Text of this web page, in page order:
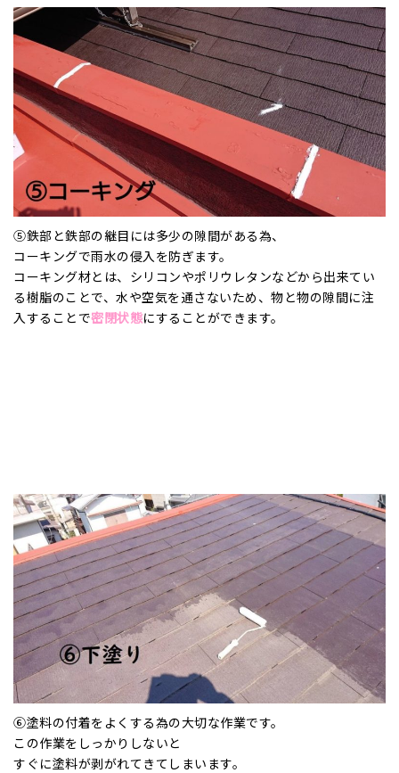
⑤鉄部と鉄部の継目には多少の隙間がある為、
コーキングで雨水の侵入を防ぎます。
コーキング材とは、シリコンやポリウレタンなどから出来てい
る樹脂のことで、水や空気を通さないため、物と物の隙間に注
入することで密閉状態にすることができます。
⑥塗料の付着をよくする為の大切な作業です。
この作業をしっかりしないと
すぐに塗料が剥がれてきてしまいます。